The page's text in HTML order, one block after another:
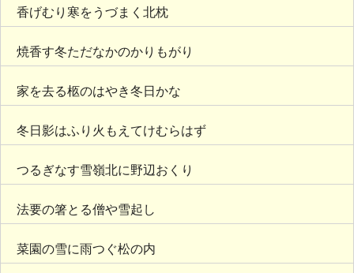
香げむり寒をうづまく北枕
焼香す冬ただなかのかりもがり
家を去る柩のはやき冬日かな
冬日影はふり火もえてけむらはず
つるぎなす雪嶺北に野辺おくり
法要の箸とる僧や雪起し
菜園の雪に雨つぐ松の内